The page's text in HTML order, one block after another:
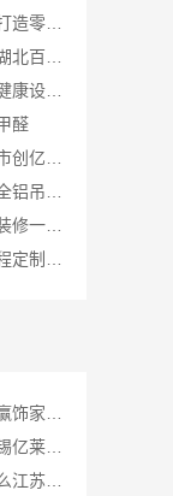
河南零百味供应链有限公司打造零食硬折扣线上线下联动
邯郸至臻全宅新材料：邯山健康设计引领绿色装修新风尚
醛
湖南本地装修美学筑家商铺装修一站式
江阴房屋翻新价格多少？无锡亿莱居装饰工程材料有限公司全流程品控
厨餐厅装饰工程新中式为什么江苏东钢金属家居有限公司